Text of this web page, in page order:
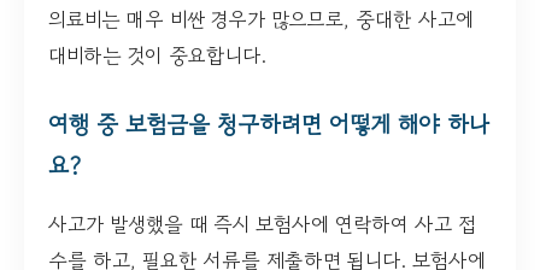
의료비는 매우 비싼 경우가 많으므로, 중대한 사고에
대비하는 것이 중요합니다.
여행 중 보험금을 청구하려면 어떻게 해야 하나
요?
사고가 발생했을 때 즉시 보험사에 연락하여 사고 접
수를 하고, 필요한 서류를 제출하면 됩니다. 보험사에